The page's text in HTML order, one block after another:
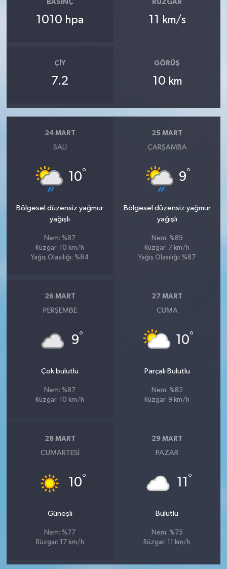
BASINÇ
1010 hpa
RÜZGAR
11 km/s
ÇIY
7.2
GÖRÜŞ
10 km
24 MART
SALI
10°
Bölgesel düzensiz yağmur
yağışlı
Nem: %87
Rüzgar: 10 km/h
Yağış Olasılığı: %84
25 MART
ÇARŞAMBA
9°
Bölgesel düzensiz yağmur
yağışlı
Nem: %89
Rüzgar: 7 km/h
Yağış Olasılığı: %87
26 MART
PERŞEMBE
9°
Çok bulutlu
Nem: %87
Rüzgar: 10 km/h
27 MART
CUMA
10°
Parçalı Bulutlu
Nem: %82
Rüzgar: 9 km/h
28 MART
CUMARTESI
10°
Güneşli
Nem: %77
Rüzgar: 17 km/h
29 MART
PAZAR
11 °
Bulutlu
Nem: %75
Rüzgar: 11 km/h